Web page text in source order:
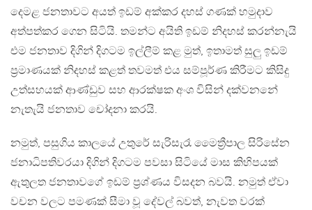
දෙමළ ජනතාවට අයත් ඉඩම් අක්කර දහස් ගණක් හමුදාව
අත්පත්කර ගෙන සිටියි. තමන්ට අයිති ඉඩම් නිදහස් කරන්නැයි
එම ජනතාව දිගින් දිගටම ඉල්ලීම් කළ මුත්, ඉතාමත් සුලු ඉඩම්
ප්‍රමාණයක් නිදහස් කළත් තවමත් එය සම්පූර්ණ කිරීමට කිසිදු
උත්සහයක් ආණ්ඩුව සහ ආරක්ෂක අංශ විසින් දක්වනනේ
නැතැයි ජනතාව චෝදනා කරයි.
නමුත්, පසුගිය කාලයේ උතුරේ සැරිසැරෑ මෛත්‍රීපාල සිරිසේන
ජනාධිපතිවරයා දිගින් දිගටම පවසා සිටියේ මාස කිහිපයක්
ඇතුලත ජනතාවගේ ඉඩම් ප්‍රශ්ණය විසදන බවයි. නමුත් ඒවා
වචන වලට පමණක් සීමා වූ දේවල් බවත්, නැවත වරක්